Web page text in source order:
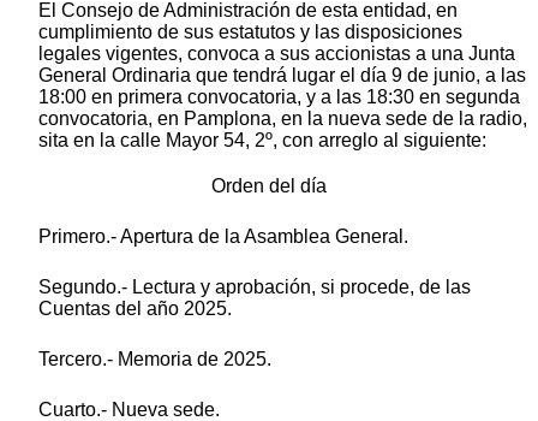
El Consejo de Administración de esta entidad, en
cumplimiento de sus estatutos y las disposiciones
legales vigentes, convoca a sus accionistas a una Junta
General Ordinaria que tendrá lugar el día 9 de junio, a las
18:00 en primera convocatoria, y a las 18:30 en segunda
convocatoria, en Pamplona, en la nueva sede de la radio,
sita en la calle Mayor 54, 2º, con arreglo al siguiente:
Orden del día
Primero.- Apertura de la Asamblea General.
Segundo.- Lectura y aprobación, si procede, de las
Cuentas del año 2025.
Tercero.- Memoria de 2025.
Cuarto.- Nueva sede.